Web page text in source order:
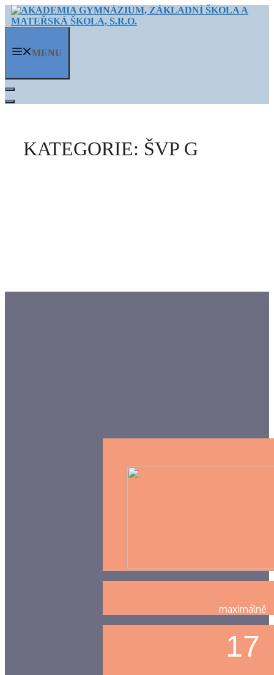
Přeskočit
na
MENU
KATEGORIE: ŠVP G
maximálně
17